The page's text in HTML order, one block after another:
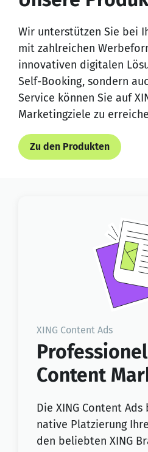
Wir unterstützen Sie bei
mit zahlreichen
innovativen digitalen
Self-Booking, sondern
Service können Sie auf
Marketingziele zu
Zu den Produkten
XING Content Ads
Content
Die XING Content
native Platzierung
den beliebten XING